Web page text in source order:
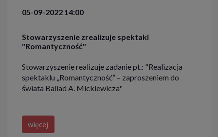
05-09-2022 14:00
Stowarzyszenie zrealizuje spektakl
"Romantyczność"
Stowarzyszenie realizuje zadanie pt.: "Realizacja
spektaklu „Romantyczność” – zaproszeniem do
świata Ballad A. Mickiewicza"
więcej